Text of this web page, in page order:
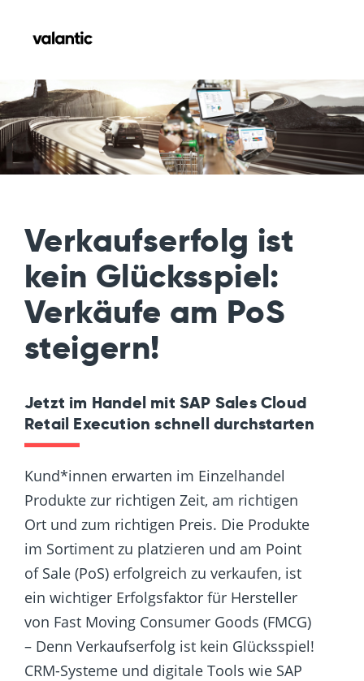
Verkaufserfolg ist
kein Glücksspiel:
Verkäufe am PoS
steigern!
Jetzt im Handel mit SAP Sales Cloud
Retail Execution schnell durchstarten
Kund*innen erwarten im Einzelhandel
Produkte zur richtigen Zeit, am richtigen
Ort und zum richtigen Preis. Die Produkte
im Sortiment zu platzieren und am Point
of Sale (PoS) erfolgreich zu verkaufen, ist
ein wichtiger Erfolgsfaktor für Hersteller
von Fast Moving Consumer Goods (FMCG)
– Denn Verkaufserfolg ist kein Glücksspiel!
CRM-Systeme und digitale Tools wie SAP